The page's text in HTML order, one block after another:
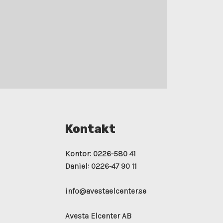
Kontakt
Kontor: 0226-580 41
Daniel: 0226-47 90 11
info@avestaelcenter.se
Avesta Elcenter AB